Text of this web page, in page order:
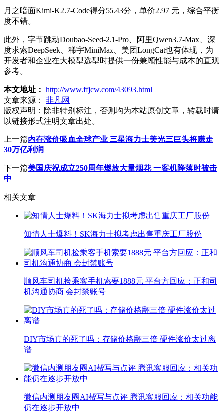
月之暗面Kimi-K2.7-Code得分55.43分，单价2.97 元，综合平衡
度不错。
此外，字节跳动Doubao-Seed-2.1-Pro、阿里Qwen3.7-Max、深
度求索DeepSeek、稀宇MiniMax、美团LongCat也有体现，为
开发者和企业在大模型选型时提供一份兼顾性能与成本的直观
参考。
本文地址： http://www.ffjcw.com/43093.html
文章来源：
非凡网
版权声明： 除非特别标注，否则均为本站原创文章，转载时请
以链接形式注明文章出处。
上一篇内存涨价吸血全球产业 三星海力士美光三巨头将赚走
30万亿利润
下一篇美国庆祝成立250周年燃放大量烟花 一客机降落时被击
中
相关文章
知情人士爆料！SK海力士拟考虑出售重庆工厂股份
顺风车司机捡乘客手机索要1888元 平台方回应：正和司
机沟通协商 会封禁账号
DIY市场真的死了吗：存储价格翻三倍 硬件涨价太过离
谱
微信内测朋友圈AI帮写与点评 腾讯客服回应：相关功能
仍在逐步开放中